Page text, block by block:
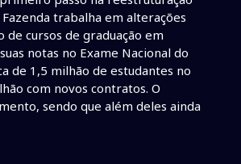
trabalha em alterações
cursos de graduação em
notas no Exame Nacional do
de 1,5 milhão de estudantes no
com novos contratos. O
sendo que além deles ainda